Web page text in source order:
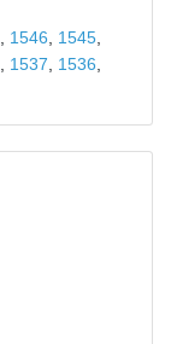
1546 1545,
1537 1536